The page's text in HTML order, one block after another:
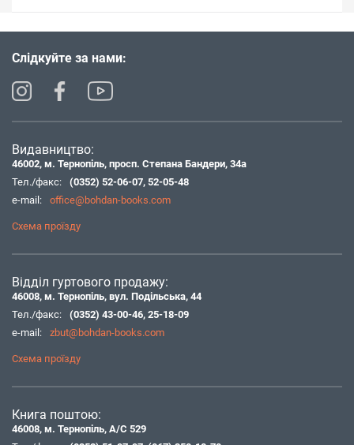
Слідкуйте за нами:
Видавництво:
46002, м. Тернопіль, просп. Степана Бандери, 34а
Тел./факс:
(0352) 52-06-07, 52-05-48
e-mail:
office@bohdan-books.com
Схема проїзду
Відділ гуртового продажу:
46008, м. Тернопіль, вул. Подільська, 44
Тел./факс:
(0352) 43-00-46, 25-18-09
e-mail:
zbut@bohdan-books.com
Схема проїзду
Книга поштою:
46008, м. Тернопіль, А/С 529